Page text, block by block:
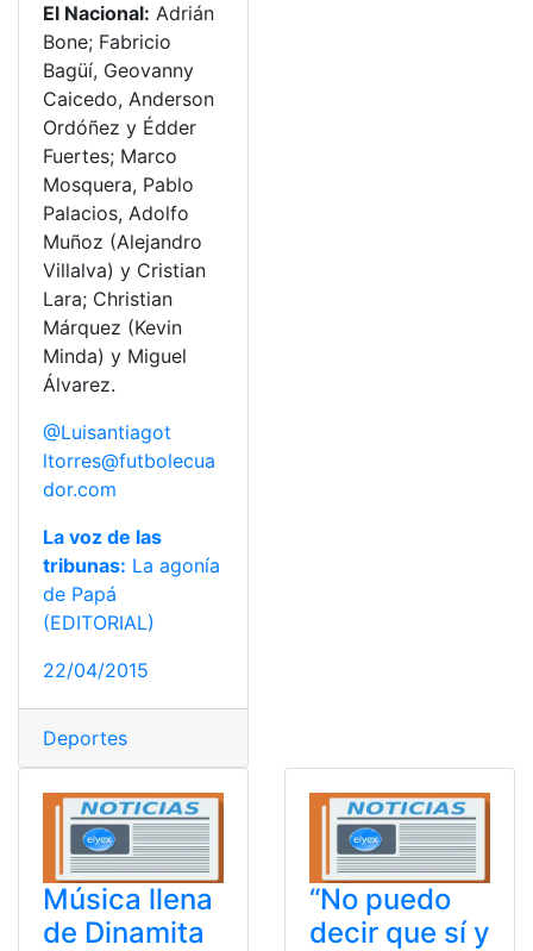
El Nacional: Adrián
Bone; Fabricio
Bagüí, Geovanny
Caicedo, Anderson
Ordóñez y Édder
Fuertes; Marco
Mosquera, Pablo
Palacios, Adolfo
Muñoz (Alejandro
Villalva) y Cristian
Lara; Christian
Márquez (Kevin
Minda) y Miguel
Álvarez.
@Luisantiagot
ltorres@futbolecua
dor.com
La voz de las
tribunas: La agonía
de Papá
(EDITORIAL)
22/04/2015
Deportes
Música llena
de Dinamita
“No puedo
decir que sí y